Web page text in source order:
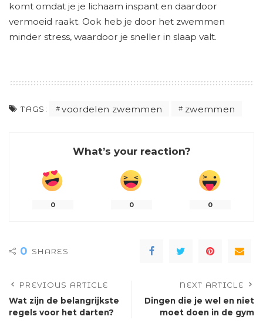
komt omdat je je lichaam inspant en daardoor
vermoeid raakt. Ook heb je door het zwemmen
minder stress, waardoor je sneller in slaap valt.
TAGS: voordelen zwemmen zwemmen
What’s your reaction?
0 0 0
0 SHARES
PREVIOUS ARTICLE
Wat zijn de belangrijkste
regels voor het darten?
NEXT ARTICLE
Dingen die je wel en niet
moet doen in de gym